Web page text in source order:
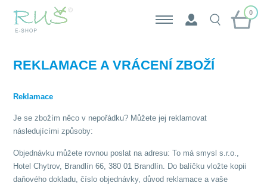
0
REKLAMACE A VRÁCENÍ ZBOŽÍ
Reklamace
Je se zbožím něco v nepořádku? Můžete jej reklamovat
následujícími způsoby:
Objednávku můžete rovnou poslat na adresu: To má smysl s.r.o.,
Hotel Chytrov, Brandlín 66, 380 01 Brandlín. Do balíčku vložte kopii
daňového dokladu, číslo objednávky, důvod reklamace a vaše